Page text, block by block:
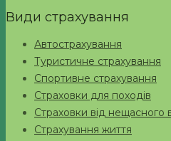
Види страхування
Автострахування
Туристичне страхування
Спортивне страхування
Страховки для походів
Страховки від нещасного
Страхування життя